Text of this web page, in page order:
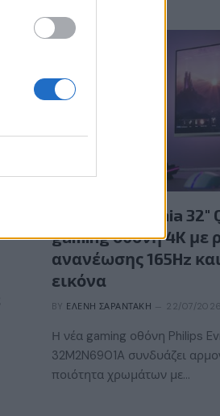
Νέα Philips Evnia 32″
gaming οθόνη 4K με
ανανέωσης 165Hz
εικόνα
BY ΕΛΈΝΗ ΣΑΡΑΝΤΆΚΗ 22/07/2026
Η νέα gaming οθόνη Philips
32M2N6901A συνδυάζει
ποιότητα χρωμάτων με…